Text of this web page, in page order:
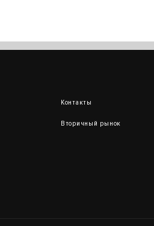
Контакты
Вторичный рынок